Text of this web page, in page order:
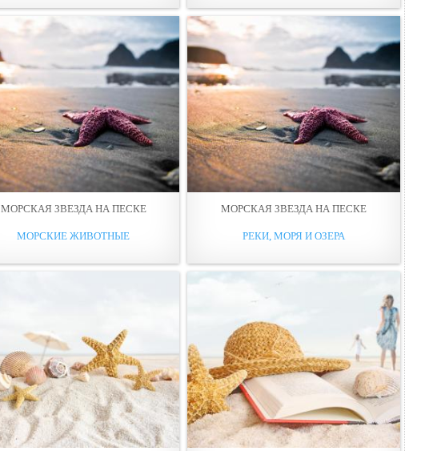
МОРСКАЯ ЗВЕЗДА НА ПЕСКЕ
МОРСКИЕ ЖИВОТНЫЕ
МОРСКАЯ ЗВЕЗДА НА ПЕСКЕ
РЕКИ, МОРЯ И ОЗЕРА